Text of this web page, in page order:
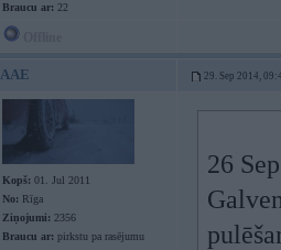
Braucu ar: 22
AAE 29. Sep 2014,
Kopš: 01. Jul 2011
No: Rīga
Ziņojumi: 2356
Braucu ar: pirkstu pa rasējumu
26